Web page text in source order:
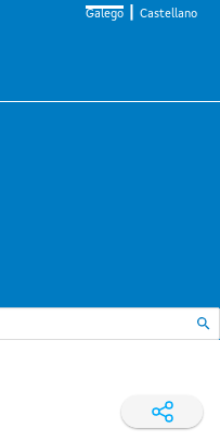
Galego Castellano